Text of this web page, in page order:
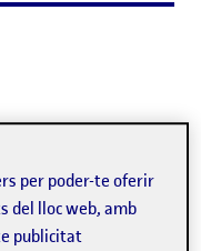
informes
aquesta
per poder-te oferir
del lloc web, amb
publicitat